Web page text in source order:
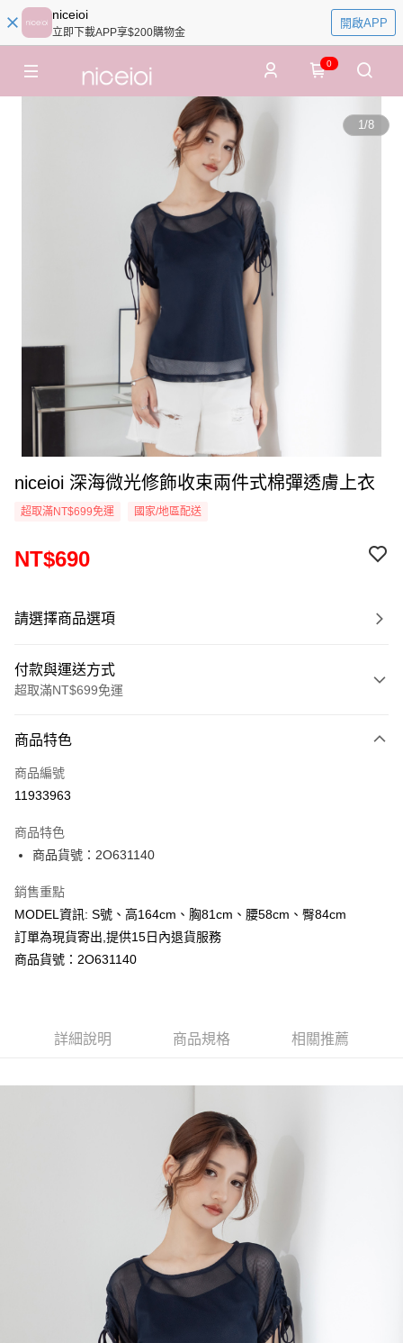
niceioi
立即下載APP享$200購物金
開啟APP
0
1/8
niceioi 深海微光修飾收束兩件式棉彈透膚上衣
超取滿NT$699免運 國家/地區配送
NT$690
請選擇商品選項
付款與運送方式
超取滿NT$699免運
信用卡一次付款
超商取貨付款
Apple Pay
Google Pay
運送方式
全家取貨付款
每筆NT$80，滿NT$699(含以上)免運費
每筆NT$80，滿NT$699(含以上)免運費
每筆NT$120，滿NT$699(含以上)免運費
商品特色
商品編號
11933963
商品特色
商品貨號：2O631140
銷售重點
MODEL資訊: S號、高164cm、胸81cm、腰58cm、臀84cm
訂單為現貨寄出,提供15日內退貨服務
商品貨號：2O631140
詳細說明 商品規格 相關推薦